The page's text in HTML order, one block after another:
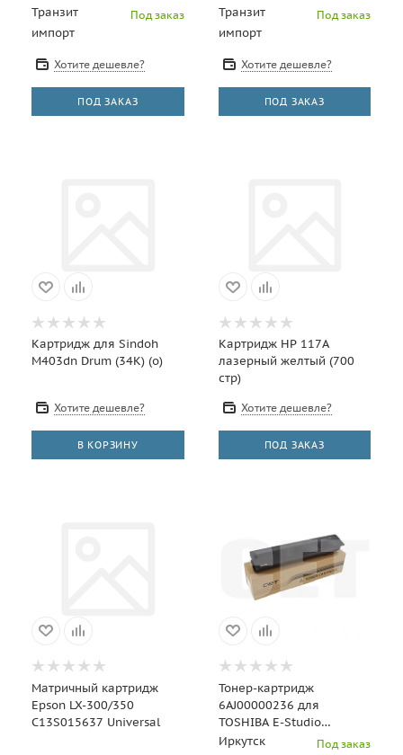
Транзит
импорт
Под заказ
Хотите дешевле?
ПОД ЗАКАЗ
Транзит
импорт
Под заказ
Хотите дешевле?
ПОД ЗАКАЗ
Картридж для Sindoh
M403dn Drum (34K) (o)
Хотите дешевле?
В КОРЗИНУ
Картридж HP 117A
лазерный желтый (700
стр)
Хотите дешевле?
ПОД ЗАКАЗ
Матричный картридж
Epson LX-300/350
C13S015637 Universal
Тонер-картридж
6AJ00000236 для
TOSHIBA E-Studio
2525AC/3025AC/3525AC/
Иркутск Под заказ